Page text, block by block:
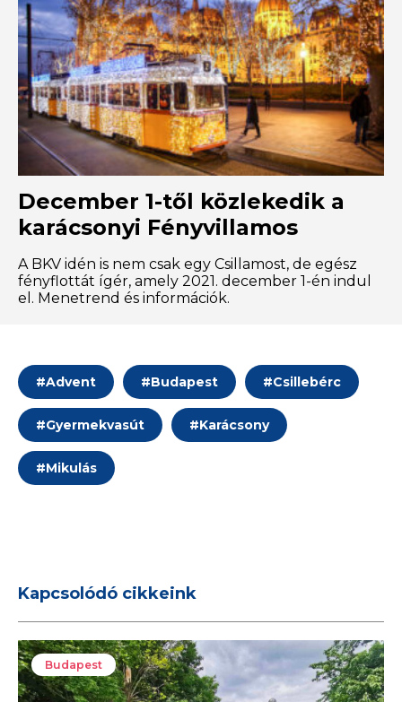
December 1-től közlekedik a
karácsonyi Fényvillamos
A BKV idén is nem csak egy Csillamost, de egész
fényflottát ígér, amely 2021. december 1-én indul
el. Menetrend és információk.
#Advent #Budapest #Csillebérc
#Gyermekvasút #Karácsony
#Mikulás
Kapcsolódó cikkeink
Budapest